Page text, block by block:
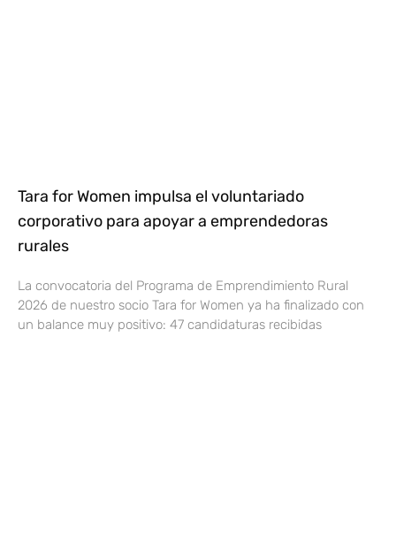
Tara for Women impulsa el voluntariado
corporativo para apoyar a emprendedoras
rurales
La convocatoria del Programa de Emprendimiento Rural
2026 de nuestro socio Tara for Women ya ha finalizado con
un balance muy positivo: 47 candidaturas recibidas